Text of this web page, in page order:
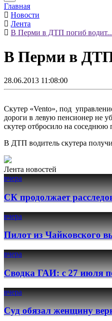
Главная
Новости
Лента
В Перми в ДТП погиб водит...
В Перми в ДТП
28.06.2013 11:08:00
Скутер «Vento», под
дороги в левую пенсионер не
скутер отбросило на соседнюю
В ДТП водитель скутера
Лента новостей
вчера
СК продолжает
вчера
Пилот из Чайковского
вчера
Сводка ГАИ: с 27 июля
вчера
Суд обязал женщину